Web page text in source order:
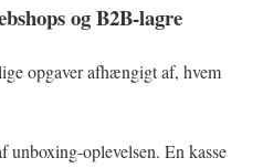
og B2B-lagre
opgaver afhængigt af, hvem
unboxing-oplevelsen. En kasse